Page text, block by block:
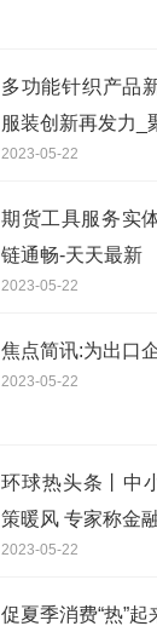
多功能针织产品
服装创新再发力_
2023-05-22
期货工具服务实
链通畅-天天最新
2023-05-22
焦点简讯:为出口
2023-05-22
环球热头条丨中
策暖风 专家称金
2023-05-22
促夏季消费“热”